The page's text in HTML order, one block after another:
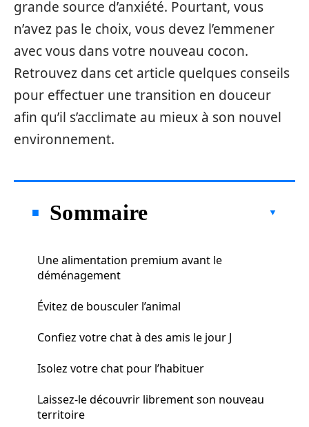
grande source d’anxiété. Pourtant, vous
n’avez pas le choix, vous devez l’emmener
avec vous dans votre nouveau cocon.
Retrouvez dans cet article quelques conseils
pour effectuer une transition en douceur
afin qu’il s’acclimate au mieux à son nouvel
environnement.
Sommaire
Une alimentation premium avant le
déménagement
Évitez de bousculer l’animal
Confiez votre chat à des amis le jour J
Isolez votre chat pour l’habituer
Laissez-le découvrir librement son nouveau
territoire